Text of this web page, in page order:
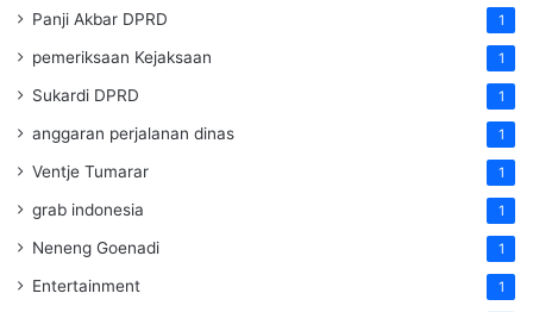
Panji Akbar DPRD 1
pemeriksaan Kejaksaan 1
Sukardi DPRD 1
anggaran perjalanan dinas 1
Ventje Tumarar 1
grab indonesia 1
Neneng Goenadi 1
Entertainment 1